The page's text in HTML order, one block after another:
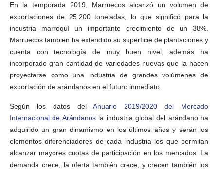
En la temporada 2019, Marruecos alcanzó un volumen de
exportaciones de 25.200 toneladas, lo que significó para la
industria marroquí un importante crecimiento de un 38%.
Marruecos también ha extendido su superficie de plantaciones y
cuenta con tecnología de muy buen nivel, además ha
incorporado gran cantidad de variedades nuevas que la hacen
proyectarse como una industria de grandes volúmenes de
exportación de arándanos en el futuro inmediato.
Según los datos delAnuario 2019/2020 del Mercado
Internacional de Arándanos la industria global del arándano ha
adquirido un gran dinamismo en los últimos años y serán los
elementos diferenciadores de cada industria los que permitan
alcanzar mayores cuotas de participación en los mercados. La
demanda crece, la oferta también crece, y crecen también los